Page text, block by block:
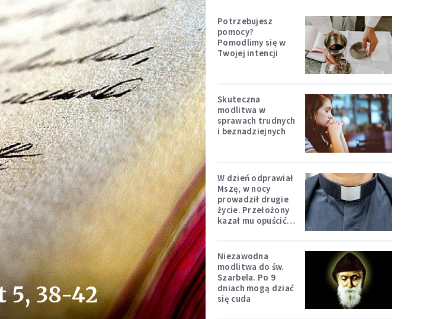
5, 38-42
Potrzebujesz
pomocy?
Pomodlimy się w
Twojej intencji
Skuteczna
modlitwa w
sprawach trudnych
i beznadziejnych
W dzień odprawiał
Mszę, w nocy
prowadził drugie
życie. Przełożony
kazał mu opuścić
Niezawodna
modlitwa do św.
Szarbela. Po 9
dniach mogą dziać
się cuda